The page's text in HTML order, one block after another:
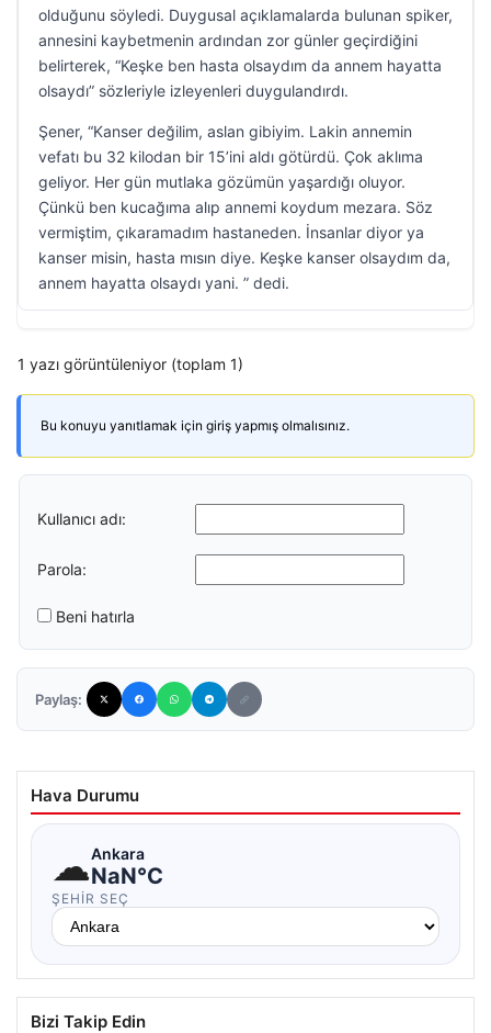
olduğunu söyledi. Duygusal açıklamalarda bulunan spiker,
annesini kaybetmenin ardından zor günler geçirdiğini
belirterek, “Keşke ben hasta olsaydım da annem hayatta
olsaydı” sözleriyle izleyenleri duygulandırdı.
Şener, “Kanser değilim, aslan gibiyim. Lakin annemin
vefatı bu 32 kilodan bir 15’ini aldı götürdü. Çok aklıma
geliyor. Her gün mutlaka gözümün yaşardığı oluyor.
Çünkü ben kucağıma alıp annemi koydum mezara. Söz
vermiştim, çıkaramadım hastaneden. İnsanlar diyor ya
kanser misin, hasta mısın diye. Keşke kanser olsaydım da,
annem hayatta olsaydı yani. ” dedi.
1 yazı görüntüleniyor (toplam 1)
Bu konuyu yanıtlamak için giriş yapmış olmalısınız.
Kullanıcı adı:
Parola:
Beni hatırla
Paylaş:
Hava Durumu
☁Ankara
NaN°C
ŞEHIR SEÇ
Bizi Takip Edin